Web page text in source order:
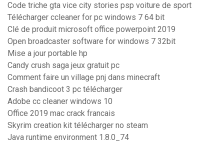
Code triche gta vice city stories psp voiture de sport
Télécharger ccleaner for pc windows 7 64 bit
Clé de produit microsoft office powerpoint 2019
Open broadcaster software for windows 7 32bit
Mise a jour portable hp
Candy crush saga jeux gratuit pc
Comment faire un village pnj dans minecraft
Crash bandicoot 3 pc télécharger
Adobe cc cleaner windows 10
Office 2019 mac crack francais
Skyrim creation kit télécharger no steam
Java runtime environment 1.8.0_74